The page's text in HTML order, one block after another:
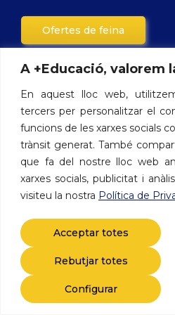
A +Educació, valorem
En aquest lloc web,
tercers per personalitzar el
funcions de les xarxes socials
trànsit generat. També
que fa del nostre lloc web
xarxes socials, publicitat i
visiteu la nostra Política de
Acceptar totes
Rebutjar totes
Configurar
Ofertes de feina
Avinguda de les Drassanes, 3 -
Telèfon: 722 412 500
2026 © +Educació -Avís